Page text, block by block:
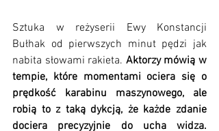
Sztuka w reżyserii Ewy Konstancji
Bułhak od pierwszych minut pędzi jak
nabita słowami rakieta. Aktorzy mówią w
tempie, które momentami ociera się o
prędkość karabinu maszynowego, ale
robią to z taką dykcją, że każde zdanie